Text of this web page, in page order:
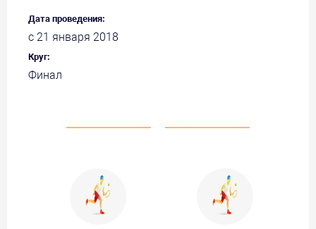
Дата проведения:
с 21 января 2018
Круг:
Финал